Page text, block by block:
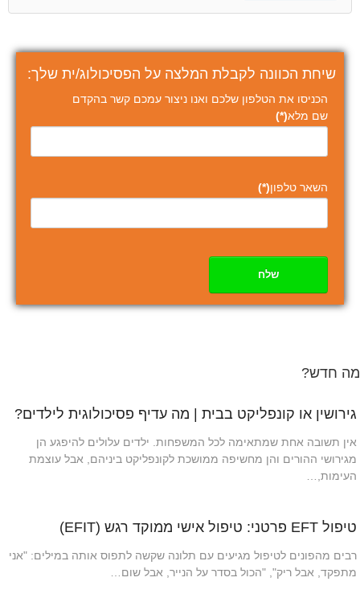
שיחת הכוונה לקבלת המלצה על הפסיכולוג/ית שלך:
הכניסו את הטלפון שלכם ואנו ניצור עמכם קשר בהקדם
שם מלא(*)
השאר טלפון(*)
שלח
מה חדש?
גירושין או קונפליקט בבית | מה עדיף פסיכולוגית לילדים?
אין תשובה אחת שמתאימה לכל המשפחות. ילדים עלולים להיפגע הן
מגירושי ההורים והן מחשיפה ממושכת לקונפליקט ביניהם, אבל עוצמת
העימות,…
טיפול EFT פרטני: טיפול אישי ממוקד רגש (EFIT)
רבים מהפונים לטיפול מגיעים עם תלונה שקשה לתפוס אותה במילים: "אני
מתפקד, אבל ריק", "הכול בסדר על הנייר, אבל שום…